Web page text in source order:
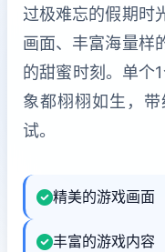
过极难忘的假期时
画面、丰富海量样
的甜蜜时刻。单个
象都栩栩如生，
试。
精美的游戏画面
丰富的游戏内容